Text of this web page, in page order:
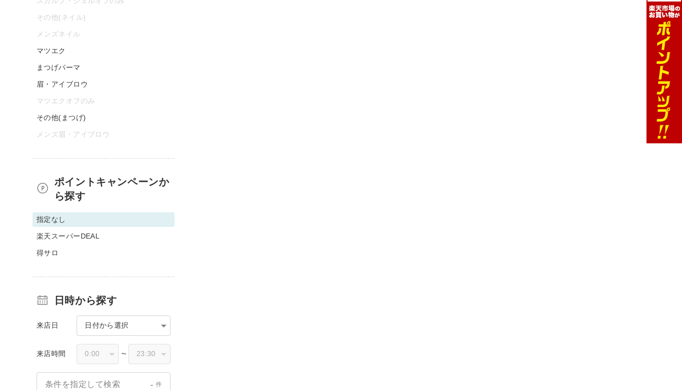
その他(ネイル)
メンズネイル
マツエク
まつげパーマ
眉・アイブロウ
マツエクオフのみ
その他(まつげ)
メンズ眉・アイブロウ
ポイントキャンペーンか
ら探す
指定なし
楽天スーパーDEAL
得サロ
日時から探す
来店日 日付から選択
来店時間 〜
条件を指定して検索 - 件